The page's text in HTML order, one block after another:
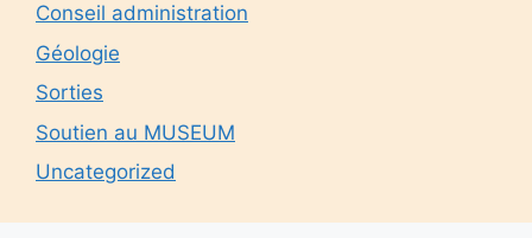
Conseil administration
Géologie
Sorties
Soutien au MUSEUM
Uncategorized